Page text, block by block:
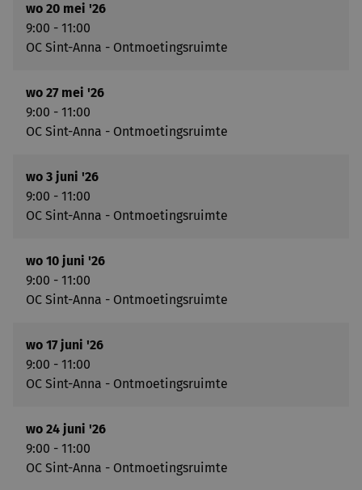
wo 20 mei '26
9:00 - 11:00
OC Sint-Anna - Ontmoetingsruimte
wo 27 mei '26
9:00 - 11:00
OC Sint-Anna - Ontmoetingsruimte
wo 3 juni '26
9:00 - 11:00
OC Sint-Anna - Ontmoetingsruimte
wo 10 juni '26
9:00 - 11:00
OC Sint-Anna - Ontmoetingsruimte
wo 17 juni '26
9:00 - 11:00
OC Sint-Anna - Ontmoetingsruimte
wo 24 juni '26
9:00 - 11:00
OC Sint-Anna - Ontmoetingsruimte